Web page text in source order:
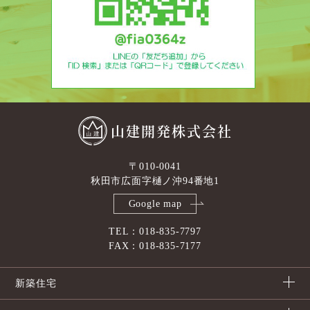
山建開発株式会社
〒010-0041
秋田市広面字樋ノ沖94番地1
Google map
TEL：018-835-7797
FAX：018-835-7177
新築住宅